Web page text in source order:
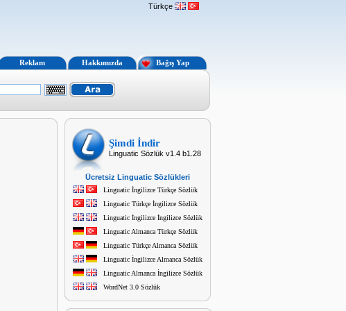
Türkçe
Reklam Hakkımızda Bağış Yap
Şimdi İndir
Linguatic Sözlük v1.4 b1.28
Ücretsiz Linguatic Sözlükleri
Linguatic İngilizce Türkçe Sözlük
Linguatic Türkçe İngilizce Sözlük
Linguatic İngilizce İngilizce Sözlük
Linguatic Almanca Türkçe Sözlük
Linguatic Türkçe Almanca Sözlük
Linguatic İngilizce Almanca Sözlük
Linguatic Almanca İngilizce Sözlük
WordNet 3.0 Sözlük